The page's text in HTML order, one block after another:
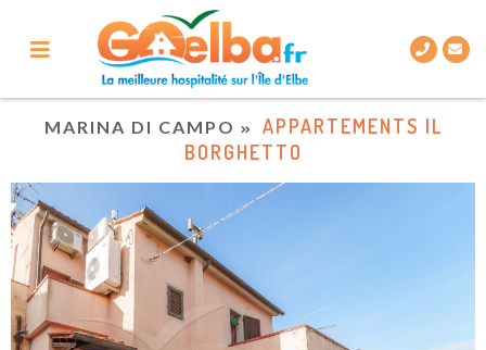
MARINA DI CAMPO
APPARTEMENTS IL
BORGHETTO